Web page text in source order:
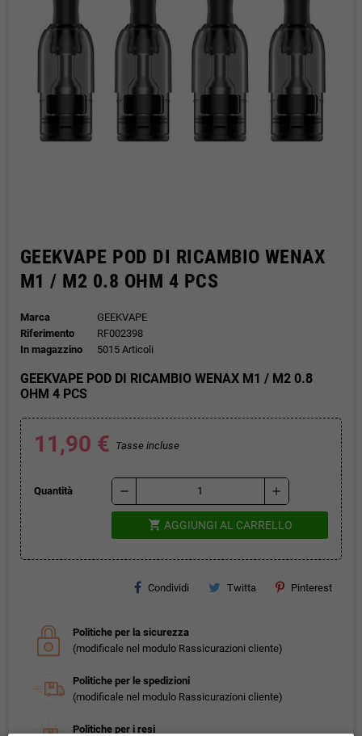
GEEKVAPE POD DI RICAMBIO WENAX
M1 / M2 0.8 OHM 4 PCS
Marca
GEEKVAPE
Riferimento
RF002398
In magazzino
5015 Articoli
GEEKVAPE POD DI RICAMBIO WENAX M1 / M2 0.8
OHM 4 PCS
11,90 € Tasse incluse
Quantità remove add
shopping_cart AGGIUNGI AL CARRELLO
Condividi Twitta Pinterest
Politiche per la sicurezza
(modificale nel modulo Rassicurazioni cliente)
Politiche per le spedizioni
(modificale nel modulo Rassicurazioni cliente)
Politiche per i resi